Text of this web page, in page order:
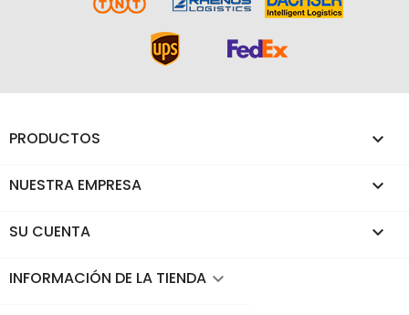
PRODUCTOS 
NUESTRA EMPRESA 
SU CUENTA 
INFORMACIÓN DE LA TIENDA keyboard_arrow_down